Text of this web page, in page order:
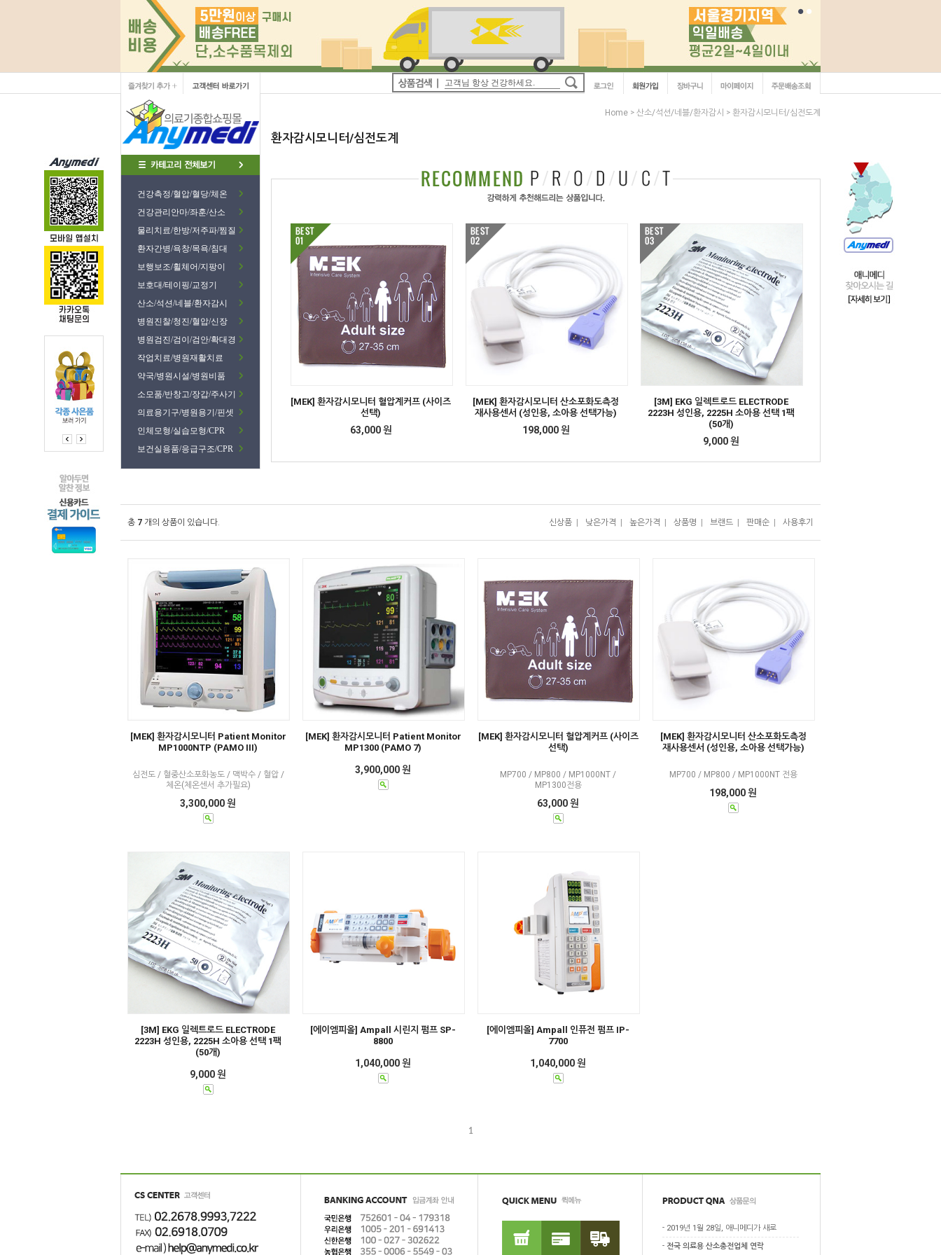
건강측정/혈압/혈당/체온
건강관리안마/좌훈/산소
물리치료/한방/저주파/찜질
환자간병/욕창/목욕/침대
보행보조/휠체어/지팡이
보호대/테이핑/교정기
산소/석션/네블/환자감시
병원진찰/청진/혈압/신장
병원검진/검이/검안/확대경
작업치료/병원재활치료
약국/병원시설/병원비품
소모품/반창고/장갑/주사기
의료용기구/병원용기/핀셋
인체모형/실습모형/CPR
보건실용품/응급구조/CPR
Home > 산소/석션/네블/환자감시 > 환자감시모니터/심전도계
환자감시모니터/심전도계
[MEK] 환자감시모니터 혈압계커프 (사이즈
선택)
63,000 원
[MEK] 환자감시모니터 산소포화도측정
재사용센서 (성인용, 소아용 선택가능)
198,000 원
[3M] EKG 일렉트로드 ELECTRODE
2223H 성인용, 2225H 소아용 선택 1팩
(50개)
9,000 원
총 7 개의 상품이 있습니다. 신상품 낮은가격 높은가격 상품명 브랜드 판매순 사용후기
[MEK] 환자감시모니터 Patient Monitor
MP1000NTP (PAMO III)
심전도 / 혈중산소포화농도 / 맥박수 / 혈압 /
체온(체온센서 추가필요)
3,300,000 원
[MEK] 환자감시모니터 Patient Monitor
MP1300 (PAMO 7)
3,900,000 원
[MEK] 환자감시모니터 혈압계커프 (사이즈
선택)
MP700 / MP800 / MP1000NT /
MP1300전용
63,000 원
[MEK] 환자감시모니터 산소포화도측정
재사용센서 (성인용, 소아용 선택가능)
MP700 / MP800 / MP1000NT 전용
198,000 원
[3M] EKG 일렉트로드 ELECTRODE
2223H 성인용, 2225H 소아용 선택 1팩
(50개)
9,000 원
[에이엠피올] Ampall 시린지 펌프 SP-
8800
1,040,000 원
[에이엠피올] Ampall 인퓨전 펌프 IP-
7700
1,040,000 원
1
- 2019년 1월 28일, 애니메디가 새로
- 전국 의료용 산소충전업체 연락